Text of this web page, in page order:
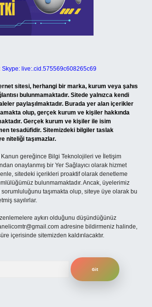
Skype: live:.cid.575569c608265c69
sitesi, herhangi bir marka, kurum veya şahıs
bulunmamaktadır. Sitede yalnızca kendi
paylaşılmaktadır. Burada yer alan içerikler
olup, gerçek kurum ve kişiler hakkında
Gerçek kurum ve kişiler ile isim
tesadüfidir. Sitemizdeki bilgiler taslak
niteliği taşımazlar.
Kanun gereğince Bilgi Teknolojileri ve İletişim
onaylanmış bir Yer Sağlayıcı olarak hizmet
sitedeki içerikleri proaktif olarak denetleme
bulunmamaktadır. Ancak, üyelerimiz
sorumluluğunu taşımakta olup, siteye üye olarak bu
sayılırlar.
aykırı olduğunu düşündüğünüz
adresine bildirmeniz halinde,
içerisinde sitemizden kaldırılacaktır.